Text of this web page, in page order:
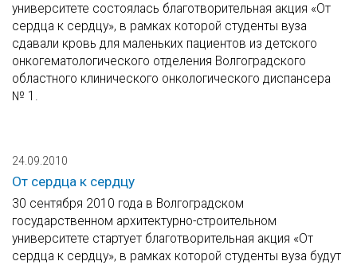
университете состоялась благотворительная акция «От
сердца к сердцу», в рамках которой студенты вуза
сдавали кровь для маленьких пациентов из детского
онкогематологического отделения Волгоградского
областного клинического онкологического диспансера
№ 1.
24.09.2010
От сердца к сердцу
30 сентября 2010 года в Волгоградском
государственном архитектурно-строительном
университете стартует благотворительная акция «От
сердца к сердцу», в рамках которой студенты вуза будут